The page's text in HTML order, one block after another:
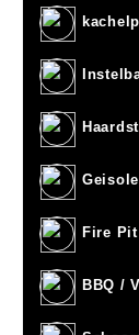
Fire Pit
BBQ /